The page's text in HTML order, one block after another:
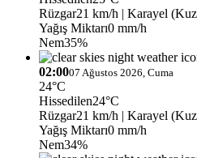
Rüzgar21 km/h | Karayel
Yağış Miktarı0 mm/h
Nem35%
02:0007 Ağustos 2026, Cuma
24°C
Hissedilen24°C
Rüzgar21 km/h | Karayel
Yağış Miktarı0 mm/h
Nem34%